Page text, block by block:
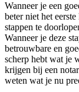
Wanneer je een
beter niet het
stappen te
Wanneer je deze
betrouwbare en
scherp hebt wat je
krijgen bij een
weten wat je nu